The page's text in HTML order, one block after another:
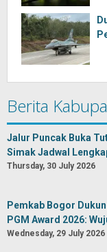
Berita
Jalur Puncak Buka
Simak Jadwal
Thursday, 30 July 2026
Pemkab Bogor
PGM Award 2026:
Wednesday, 29 July 2026